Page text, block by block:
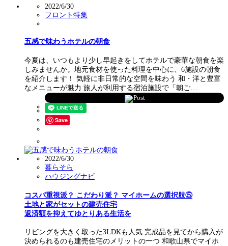
2022/6/30
フロント特集
五感で味わうホテルの朝食
今夏は、いつもより少し早起きをしてホテルで豪華な朝食を楽
しみませんか。地元食材を使った料理を中心に、6施設の朝食
を紹介します！ 気軽に非日常的な空間を味わう 和・洋と豊富
なメニューが魅力 旅人が利用する宿泊施設で「朝ご…
Post
Save
2022/6/30
暮らそら
ハウジングナビ
コスパ重視派？ こだわり派？ マイホームの選択肢⑤
土地と家がセットの建売住宅
返済額を抑えてゆとりある生活を
リビングを大きく取った3LDKも人気 完成品を見てから購入が
決められるのも建売住宅のメリットの一つ 和歌山県でマイホ